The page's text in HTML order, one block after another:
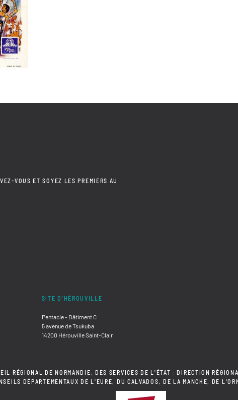
VOUS ET SOYEZ LES PREMIERS AU
SITE D'HÉROUVILLE
Pentacle - Bâtiment C
5 avenue de Tsukuba
14200 Hérouville Saint-Clair
RÉGIONAL DE NORMANDIE, DES SERVICES DE L'ÉTAT : DIRECTION
DÉPARTEMENTAUX DE L'EURE, DU CALVADOS, DE LA MANCHE, DE